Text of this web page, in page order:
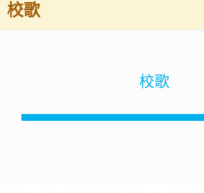
校歌
校歌